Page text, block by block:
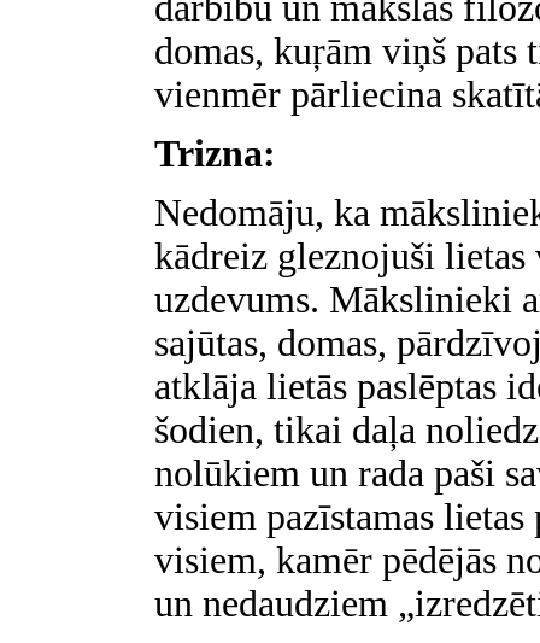
domas, kuŗām viņš pats
vienmēr pārliecina
Trizna:
Nedomāju, ka
kādreiz gleznojuši
uzdevums. Mākslinieki
sajūtas, domas,
atklāja lietās paslēptas
šodien, tikai daļa
nolūkiem un rada paši
visiem pazīstamas
visiem, kamēr pēdējās
un nedaudziem